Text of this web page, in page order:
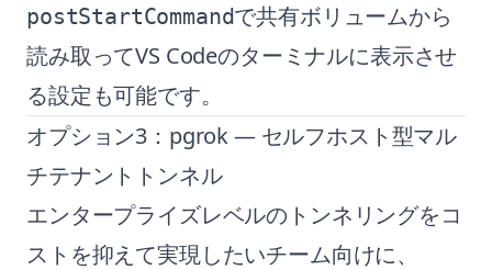
postStartCommandで共有ボリュームから
読み取ってVS Codeのターミナルに表示させ
る設定も可能です。
オプション3：pgrok — セルフホスト型マル
チテナントトンネル
エンタープライズレベルのトンネリングをコ
ストを抑えて実現したいチーム向けに、